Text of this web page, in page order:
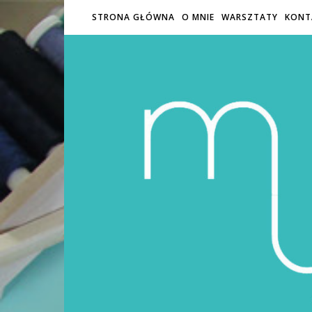
STRONA GŁÓWNA O MNIE WARSZTATY